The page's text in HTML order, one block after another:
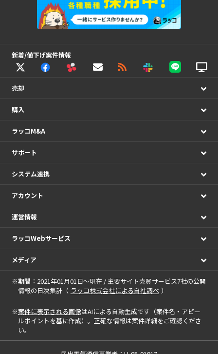
新着/値下げ案件情報
売却
購入
ラッコM&A
サポート
システム連携
アカウント
運営情報
ラッコWebサービス
メディア
※期間：2021年01月01日～現在 / 主要サイト売買サービス7社の公開
情報の日次集計（ ラッコ株式会社による自社調べ ）
※案件に表示される画像はAIによる自動生成です（案件名・アピー
ルポイントを基に作成）。正確な情報は案件詳細をご確認くださ
い。